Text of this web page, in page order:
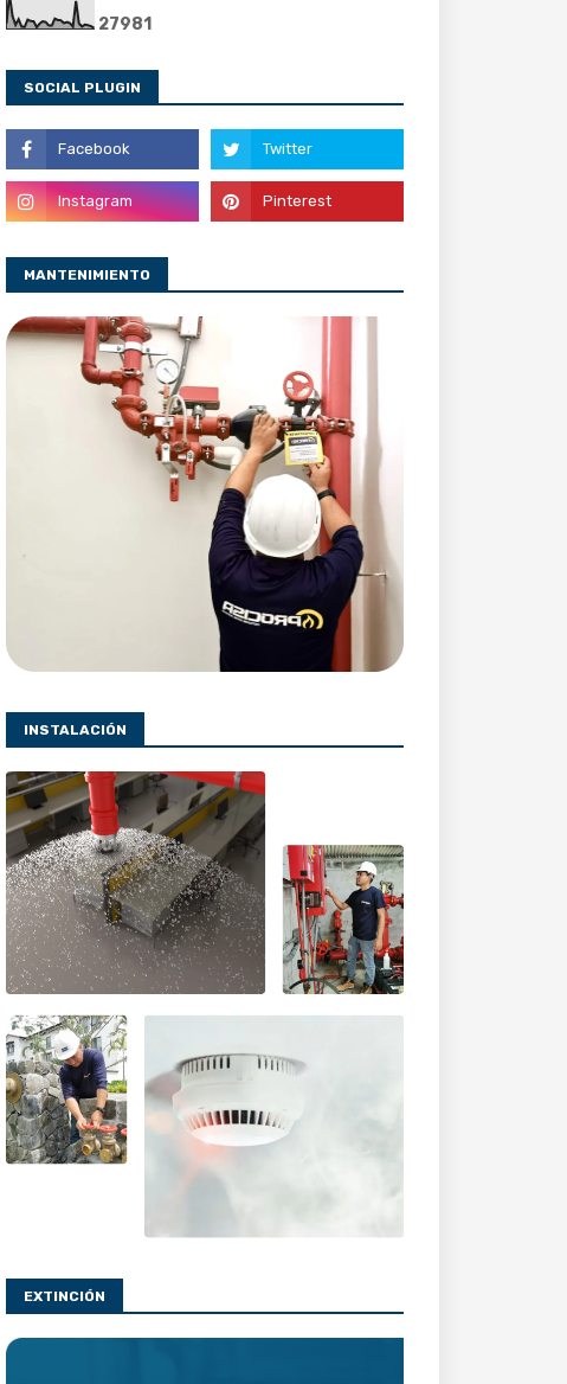
27981
SOCIAL PLUGIN
MANTENIMIENTO
INSTALACIÓN
EXTINCIÓN